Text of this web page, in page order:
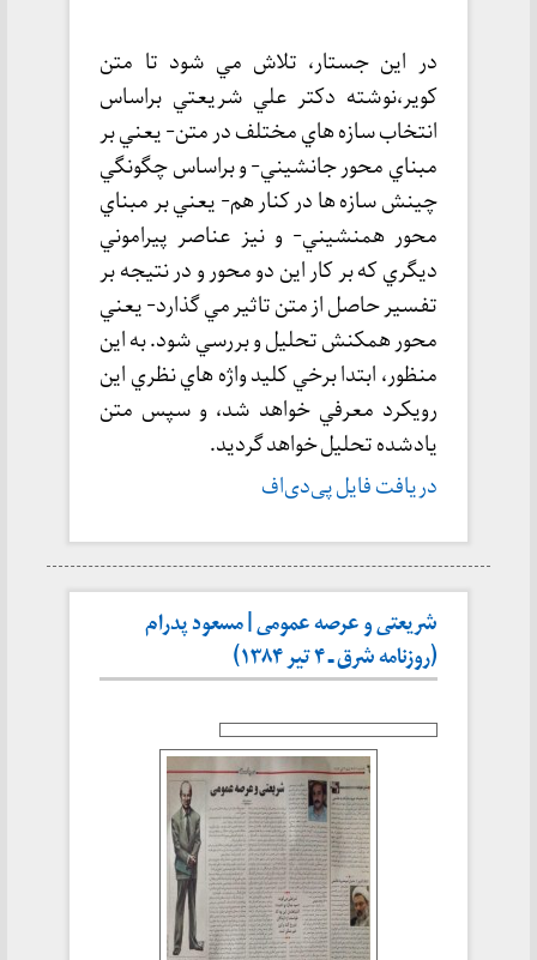
در اين جستار، تلاش مي شود تا متن
كوير،‌نوشته دكتر علي شريعتي براساس
انتخاب سازه هاي مختلف در متن- يعني بر
مبناي محور جانشيني- و براساس چگونگي
چينش سازه ها در كنار هم- يعني بر مبناي
محور همنشيني- و نيز عناصر پيراموني
ديگري كه بر كار اين دو محور و در نتيجه بر
تفسير حاصل از متن تاثير مي گذارد- يعني
محور همكنش تحليل و بررسي شود. به اين
منظور، ابتدا برخي كليد واژه هاي نظري اين
رويكرد معرفي خواهد شد، و سپس متن
يادشده تحليل خواهد گرديد.
دریافت فایل پی‌دی‌اف
شریعتی و عرصه عمومی | مسعود پدرام
(روزنامه شرق ـ ۴ تیر ۱۳۸۴)